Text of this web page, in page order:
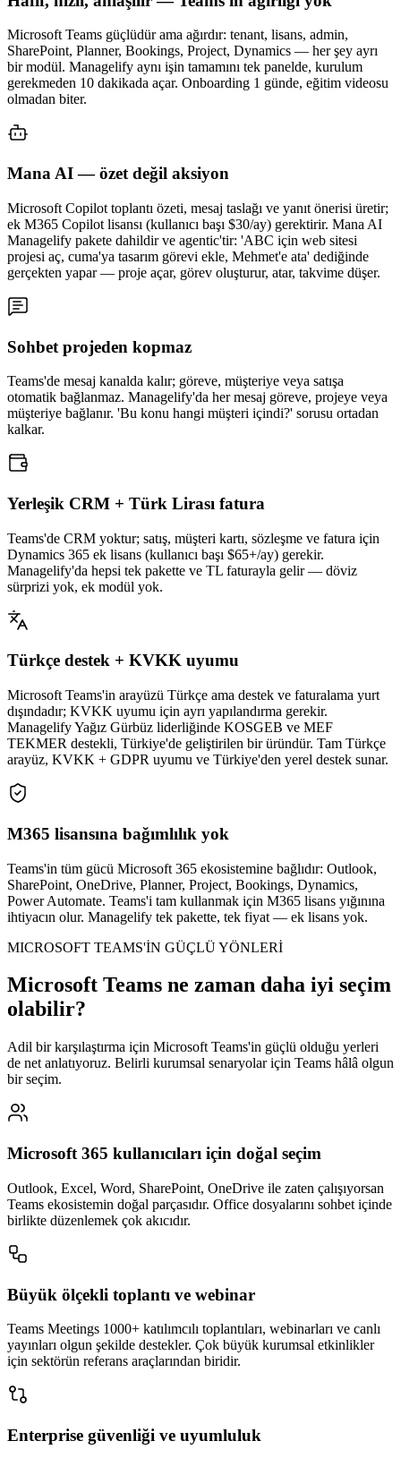
Microsoft Teams güçlüdür ama ağırdır: tenant, lisans, admin,
SharePoint, Planner, Bookings, Project, Dynamics — her şey ayrı
bir modül. Managelify aynı işin tamamını tek panelde, kurulum
gerekmeden 10 dakikada açar. Onboarding 1 günde, eğitim videosu
olmadan biter.
Mana AI — özet değil aksiyon
Microsoft Copilot toplantı özeti, mesaj taslağı ve yanıt önerisi üretir;
ek M365 Copilot lisansı (kullanıcı başı $30/ay) gerektirir. Mana AI
Managelify pakete dahildir ve agentic'tir: 'ABC için web sitesi
projesi aç, cuma'ya tasarım görevi ekle, Mehmet'e ata' dediğinde
gerçekten yapar — proje açar, görev oluşturur, atar, takvime düşer.
Sohbet projeden kopmaz
Teams'de mesaj kanalda kalır; göreve, müşteriye veya satışa
otomatik bağlanmaz. Managelify'da her mesaj göreve, projeye veya
müşteriye bağlanır. 'Bu konu hangi müşteri içindi?' sorusu ortadan
kalkar.
Yerleşik CRM + Türk Lirası fatura
Teams'de CRM yoktur; satış, müşteri kartı, sözleşme ve fatura için
Dynamics 365 ek lisans (kullanıcı başı $65+/ay) gerekir.
Managelify'da hepsi tek pakette ve TL faturayla gelir — döviz
sürprizi yok, ek modül yok.
Türkçe destek + KVKK uyumu
Microsoft Teams'in arayüzü Türkçe ama destek ve faturalama yurt
dışındadır; KVKK uyumu için ayrı yapılandırma gerekir.
Managelify Yağız Gürbüz liderliğinde KOSGEB ve MEF
TEKMER destekli, Türkiye'de geliştirilen bir üründür. Tam Türkçe
arayüz, KVKK + GDPR uyumu ve Türkiye'den yerel destek sunar.
M365 lisansına bağımlılık yok
Teams'in tüm gücü Microsoft 365 ekosistemine bağlıdır: Outlook,
SharePoint, OneDrive, Planner, Project, Bookings, Dynamics,
Power Automate. Teams'i tam kullanmak için M365 lisans yığınına
ihtiyacın olur. Managelify tek pakette, tek fiyat — ek lisans yok.
MICROSOFT TEAMS'İN GÜÇLÜ YÖNLERİ
Microsoft Teams ne zaman daha iyi seçim
olabilir?
Adil bir karşılaştırma için Microsoft Teams'in güçlü olduğu yerleri
de net anlatıyoruz. Belirli kurumsal senaryolar için Teams hâlâ olgun
bir seçim.
Microsoft 365 kullanıcıları için doğal seçim
Outlook, Excel, Word, SharePoint, OneDrive ile zaten çalışıyorsan
Teams ekosistemin doğal parçasıdır. Office dosyalarını sohbet içinde
birlikte düzenlemek çok akıcıdır.
Büyük ölçekli toplantı ve webinar
Teams Meetings 1000+ katılımcılı toplantıları, webinarları ve canlı
yayınları olgun şekilde destekler. Çok büyük kurumsal etkinlikler
için sektörün referans araçlarından biridir.
Enterprise güvenliği ve uyumluluk